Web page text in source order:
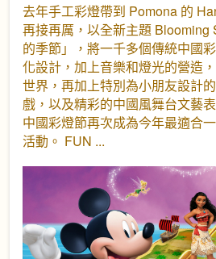
去年手工彩燈帶到 Pomona 的
再接再厲，以全新主題 Blooming
的季節」，將一千多個傳統中國
化設計，加上音樂和燈光的營造
世界，再加上特別為小朋友設計
戲，以及精彩的中國風舞台文藝
中國彩燈節再次成為今年最適合
活動。 FUN